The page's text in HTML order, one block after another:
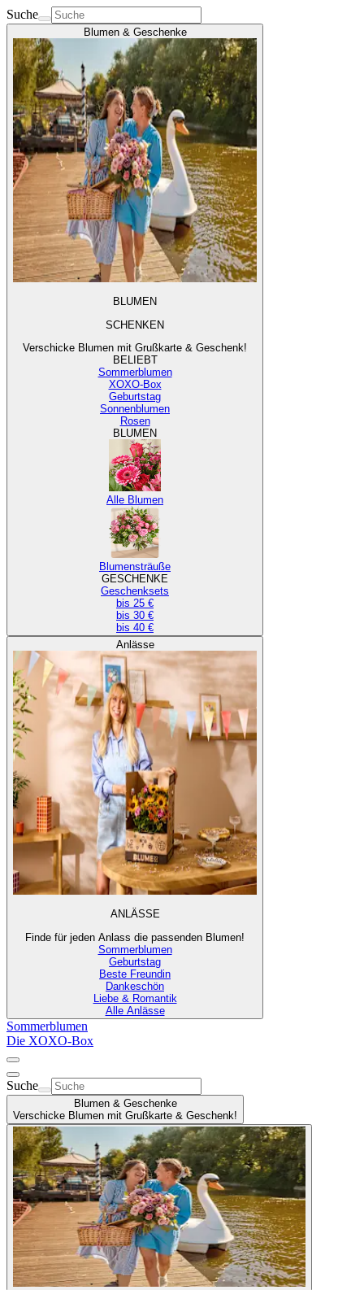
Suche
Blumen & Geschenke
BLUMEN
SCHENKEN
Verschicke Blumen mit Grußkarte & Geschenk!
BELIEBT
Sommerblumen
XOXO-Box
Geburtstag
Sonnenblumen
Rosen
BLUMEN
Alle Blumen
Blumensträuße
GESCHENKE
Geschenksets
bis 25 €
bis 30 €
bis 40 €
Anlässe
ANLÄSSE
Finde für jeden Anlass die passenden Blumen!
Sommerblumen
Geburtstag
Beste Freundin
Dankeschön
Liebe & Romantik
Alle Anlässe
Sommerblumen
Die XOXO-Box
Suche
Blumen & Geschenke
Verschicke Blumen mit Grußkarte & Geschenk!